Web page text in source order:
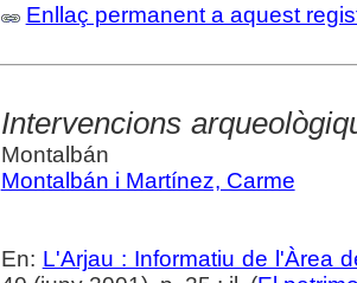
Enllaç permanent a aquest
Intervencions
Montalbán
Montalbán i Martínez, Carme
En: L'Arjau : Informatiu de l'Àrea